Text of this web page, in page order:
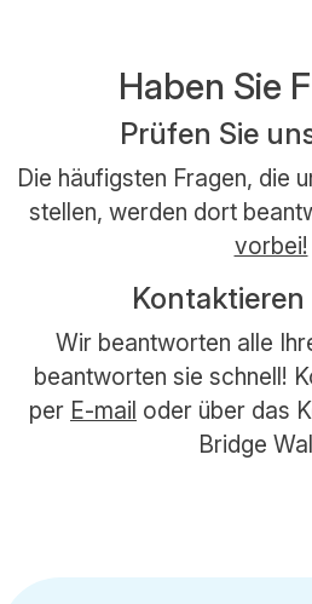
Haben Sie
Prüfen Sie
Die häufigsten Fragen, die
stellen, werden dort
vorbei!
Kontaktieren
Wir beantworten alle
beantworten sie schnell!
per E-mail oder über das
Bridge